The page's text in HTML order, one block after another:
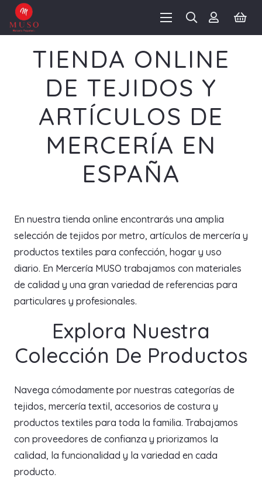
TIENDA ONLINE
DE TEJIDOS Y
ARTÍCULOS DE
MERCERÍA EN
ESPAÑA
En nuestra tienda online encontrarás una amplia
selección de tejidos por metro, artículos de mercería y
productos textiles para confección, hogar y uso
diario. En Mercería MUSO trabajamos con materiales
de calidad y una gran variedad de referencias para
particulares y profesionales.
Explora Nuestra
Colección De Productos
Navega cómodamente por nuestras categorías de
tejidos, mercería textil, accesorios de costura y
productos textiles para toda la familia. Trabajamos
con proveedores de confianza y priorizamos la
calidad, la funcionalidad y la variedad en cada
producto.